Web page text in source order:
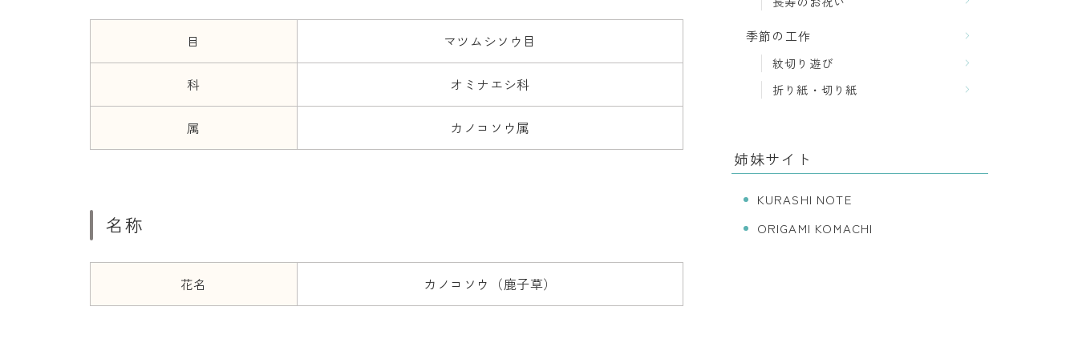
目 マツムシソウ目
科 オミナエシ科
属 カノコソウ属
名称
花名 カノコソウ（鹿子草）
季節の工作
紋切り遊び
折り紙・切り紙
姉妹サイト
KURASHI NOTE
ORIGAMI KOMACHI